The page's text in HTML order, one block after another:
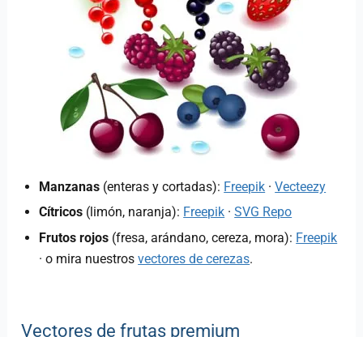
Manzanas (enteras y cortadas): Freepik ·Vecteezy
Cítricos (limón, naranja): Freepik ·SVG Repo
Frutos rojos (fresa, arándano, cereza, mora): Freepik
· o mira nuestrosvectores de cerezas.
Vectores de frutas premium